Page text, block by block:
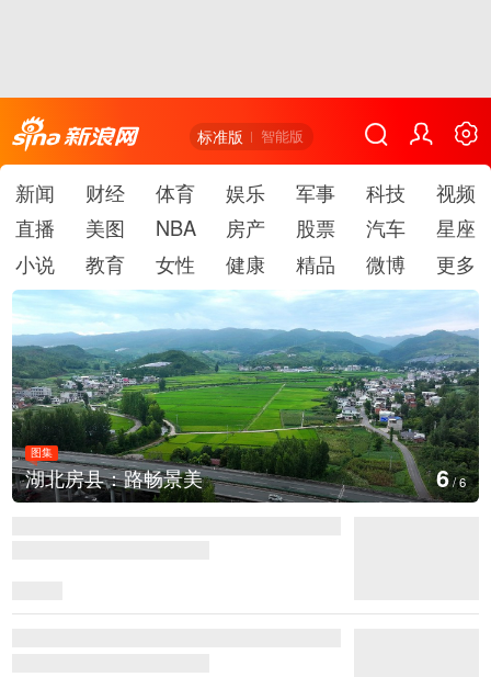
标准版 智能版
新闻 财经 体育 娱乐 军事 科技
视频
直播
美图 NBA 房产 股票 汽车
星座
小说
教育 女性 健康 精品 微博 更多
图集
湖北房县：路畅景美 6/6